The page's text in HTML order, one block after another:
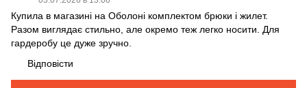
Купила в магазині на Оболоні комплектом брюки і жилет.
Разом виглядає стильно, але окремо теж легко носити. Для
гардеробу це дуже зручно.
Відповісти